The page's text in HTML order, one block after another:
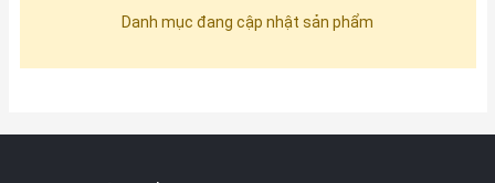
Danh mục đang cập nhật sản phẩm